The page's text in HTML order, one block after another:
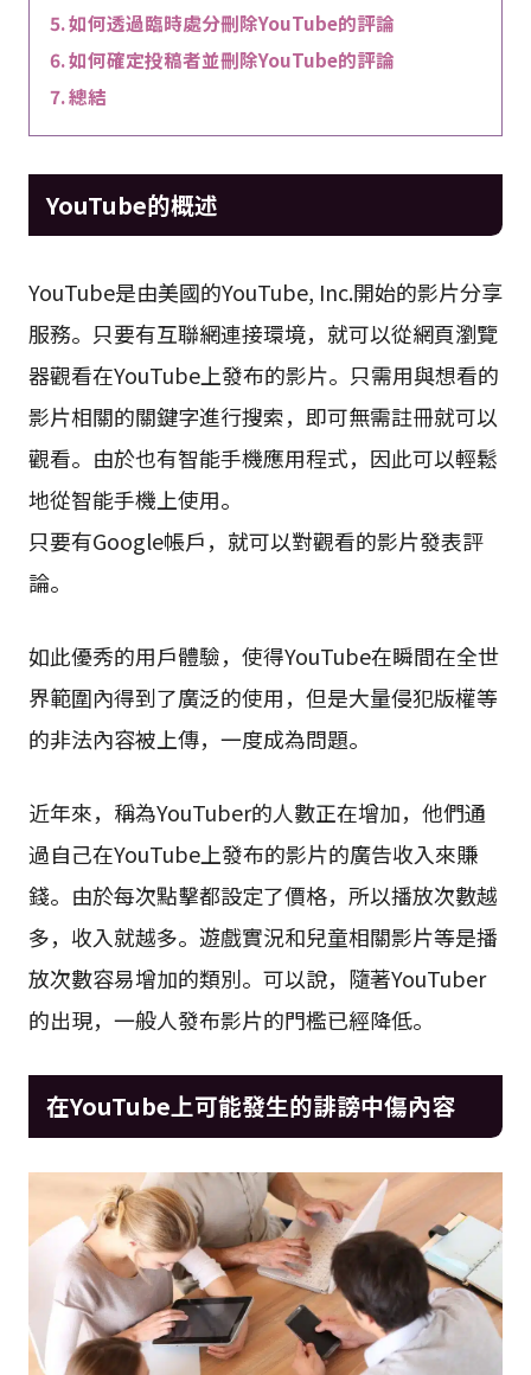
如何透過臨時處分刪除YouTube的評論
如何確定投稿者並刪除YouTube的評論
總結
YouTube的概述
YouTube是由美國的YouTube, Inc.開始的影片分享
服務。只要有互聯網連接環境，就可以從網頁瀏覽
器觀看在YouTube上發布的影片。只需用與想看的
影片相關的關鍵字進行搜索，即可無需註冊就可以
觀看。由於也有智能手機應用程式，因此可以輕鬆
地從智能手機上使用。
只要有Google帳戶，就可以對觀看的影片發表評
論。
如此優秀的用戶體驗，使得YouTube在瞬間在全世
界範圍內得到了廣泛的使用，但是大量侵犯版權等
的非法內容被上傳，一度成為問題。
近年來，稱為YouTuber的人數正在增加，他們通
過自己在YouTube上發布的影片的廣告收入來賺
錢。由於每次點擊都設定了價格，所以播放次數越
多，收入就越多。遊戲實況和兒童相關影片等是播
放次數容易增加的類別。可以說，隨著YouTuber
的出現，一般人發布影片的門檻已經降低。
在YouTube上可能發生的誹謗中傷內容